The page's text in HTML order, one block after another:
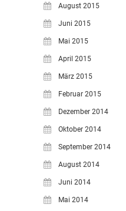
August 2015
Juni 2015
Mai 2015
April 2015
März 2015
Februar 2015
Dezember 2014
Oktober 2014
September 2014
August 2014
Juni 2014
Mai 2014